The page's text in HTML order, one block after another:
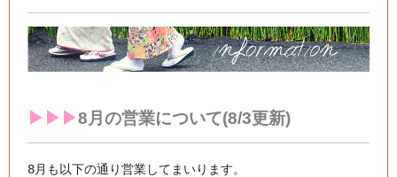
▶︎▶︎▶︎8月の営業について(8/3更新)
8月も以下の通り営業してまいります。